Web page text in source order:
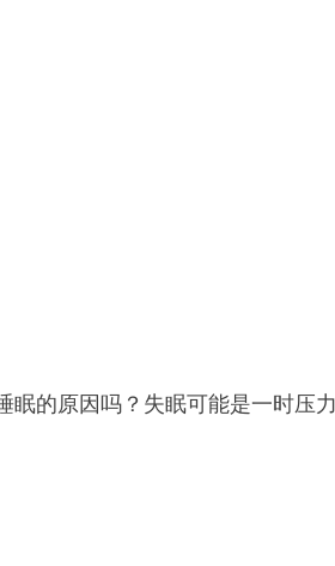
的原因吗？失眠可能是一时压